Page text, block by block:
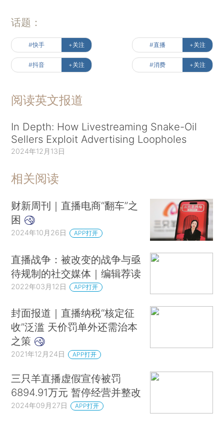
话题：
#快手 +关注 #直播 +关注
#抖音 +关注 #消费 +关注
阅读英文报道
In Depth: How Livestreaming Snake-Oil
Sellers Exploit Advertising Loopholes
2024年12月13日
相关阅读
财新周刊｜直播电商“翻车”之
困
2024年10月26日 APP打开
直播战争：被改变的战争与亟
待规制的社交媒体｜编辑荐读
2022年03月12日 APP打开
封面报道｜直播纳税“核定征
收”泛滥 天价罚单外还需治本
之策
2021年12月24日 APP打开
三只羊直播虚假宣传被罚
6894.91万元 暂停经营并整改
2024年09月27日 APP打开